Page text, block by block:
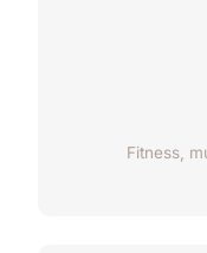
Fitness,